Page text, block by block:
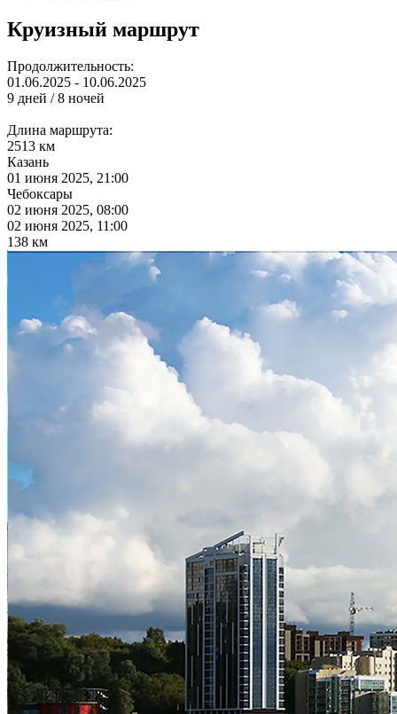
Круизный маршрут
Продолжительность:
01.06.2025 - 10.06.2025
9 дней / 8 ночей
Длина маршрута:
2513 км
Казань
01 июня 2025, 21:00
Чебоксары
02 июня 2025, 08:00
02 июня 2025, 11:00
138 км